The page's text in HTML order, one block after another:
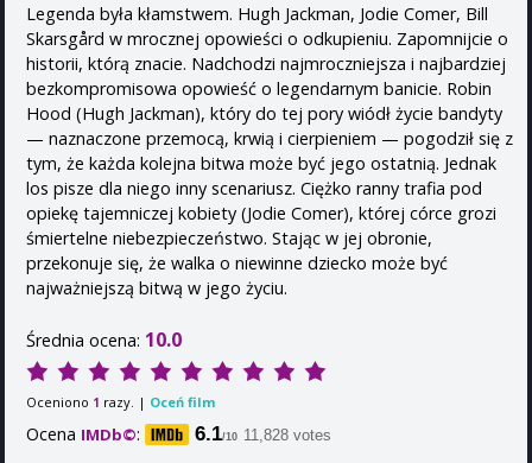
Legenda była kłamstwem. Hugh Jackman, Jodie Comer, Bill
Skarsgård w mrocznej opowieści o odkupieniu. Zapomnijcie o
historii, którą znacie. Nadchodzi najmroczniejsza i najbardziej
bezkompromisowa opowieść o legendarnym banicie. Robin
Hood (Hugh Jackman), który do tej pory wiódł życie bandyty
— naznaczone przemocą, krwią i cierpieniem — pogodził się z
tym, że każda kolejna bitwa może być jego ostatnią. Jednak
los pisze dla niego inny scenariusz. Ciężko ranny trafia pod
opiekę tajemniczej kobiety (Jodie Comer), której córce grozi
śmiertelne niebezpieczeństwo. Stając w jej obronie,
przekonuje się, że walka o niewinne dziecko może być
najważniejszą bitwą w jego życiu.
Średnia ocena: 10.0
Oceniono 1 razy. | Oceń film
Ocena IMDb©: 6.1/10 11,828 votes